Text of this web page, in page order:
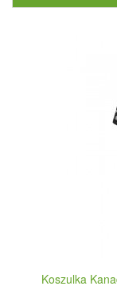
Koszulka